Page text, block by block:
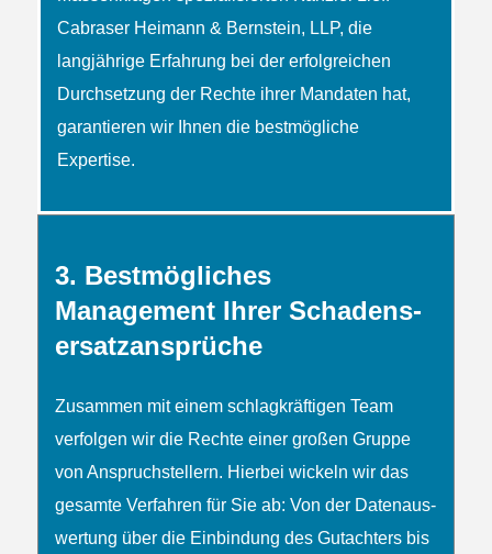
Cabraser Heimann & Bernstein, LLP, die
langjährige Erfahrung bei der erfolgreichen
Durchsetzung der Rechte ihrer Mandaten hat,
garantieren wir Ihnen die bestmögliche
Expertise.
3. Bestmögliches
Management Ihrer Schadens­
ersatz­ansprüche
Zusammen mit einem schlag­kräftigen Team
verfolgen wir die Rechte einer großen Gruppe
von Anspruch­­stellern. Hierbei wickeln wir das
gesamte Verfahren für Sie ab: Von der Daten­­aus­
wertung über die Ein­bindung des Gutachters bis